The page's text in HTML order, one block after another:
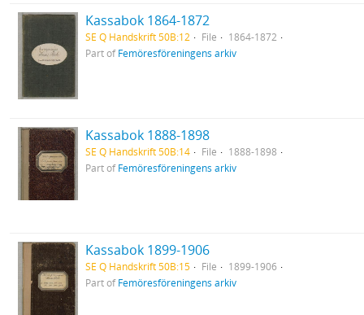
Kassabok 1864-1872
SE Q Handskrift 50B:12 File
1864-1872
Part ofFemöresföreningens arkiv
Kassabok 1888-1898
SE Q Handskrift 50B:14 File
1888-1898
Part ofFemöresföreningens arkiv
Kassabok 1899-1906
SE Q Handskrift 50B:15 File
1899-1906
Part ofFemöresföreningens arkiv